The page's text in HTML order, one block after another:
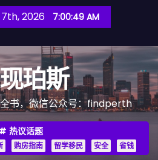
7th, 2026 7:00:51 AM
珀斯
书，微信公众号：findperth
热议话题
购房指南 留学移民 安全 省钱